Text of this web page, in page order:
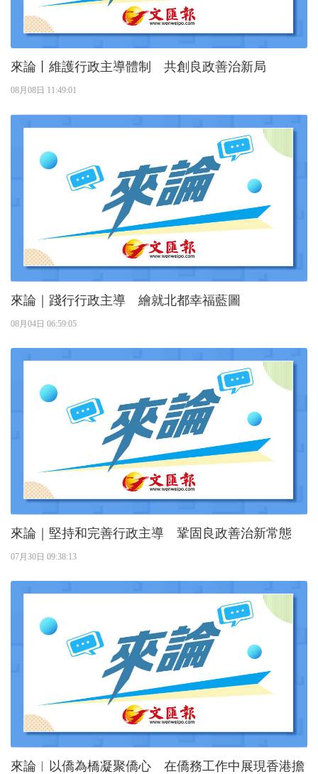
來論丨維護行政主導體制 共創良政善治新局
08月08日 11:49:01
來論｜踐行行政主導 繪就北都幸福藍圖
08月04日 06:59:05
來論｜堅持和完善行政主導 鞏固良政善治新常態
07月30日 09:38:13
來論︱以僑為橋凝聚僑心 在僑務工作中展現香港擔